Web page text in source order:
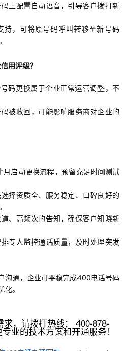
码上配置自动语音，引导客户拨打新
持，可将原号码呼叫转移至新号码
用评级？
码更换属于企业正常运营调整，不
被收回，可能影响服务商对企业的
月启动更换流程，预留充足时间测试
选择资质全、服务稳定、口碑良好的
、高频次的告知，确保客户知晓新
专人监控通话质量，及时处理突发
沟通，企业可平稳完成400电话号码
。
，请拨打热线： 400-878-
业的技术方案和开通服务！